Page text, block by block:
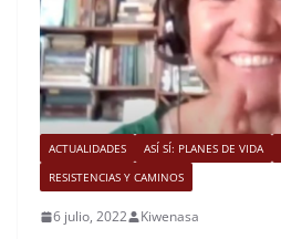
ACTUALIDADES ASÍ SÍ: PLANES DE VIDA
RESISTENCIAS Y CAMINOS
6 julio, 2022 Kiwenasa